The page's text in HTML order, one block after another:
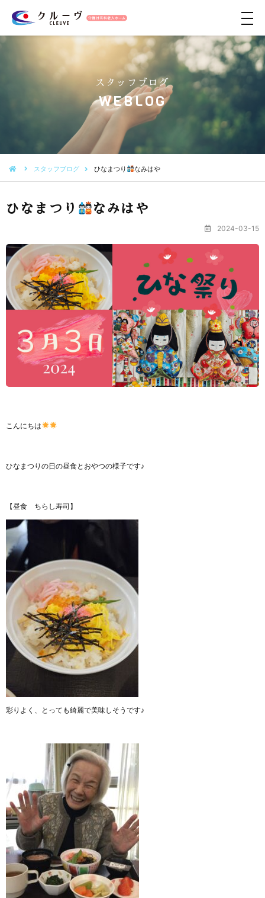
メ
ュ
ー
スタッフブログ
WEBLOG
スタッフブログ ひなまつり なみはや
ひなまつり なみはや
2024-03-15
こんにちは
ひなまつりの日の昼食とおやつの様子です♪
【昼食 ちらし寿司】
彩りよく、とっても綺麗で美味しそうです♪